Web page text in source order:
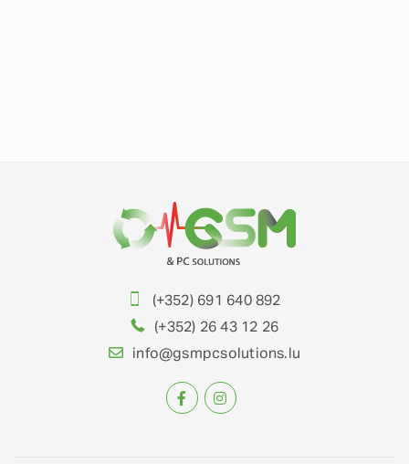
(+352) 691 640 892
(+352) 26 43 12 26
info@gsmpcsolutions.lu